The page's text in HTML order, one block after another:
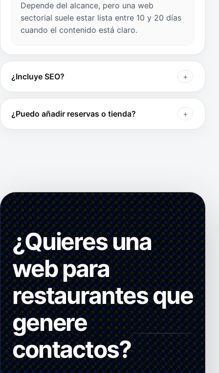
Depende del alcance, pero una web
sectorial suele estar lista entre 10 y 20 días
cuando el contenido está claro.
¿Incluye SEO?
¿Puedo añadir reservas o tienda?
¿Quieres una
web para
restaurantes que
genere
contactos?